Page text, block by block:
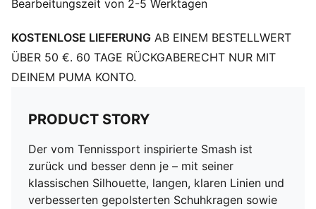
Innensohle: Textil
Bearbeitungszeit von 2-5 Werktagen
KOSTENLOSE LIEFERUNG AB EINEM BESTELLWERT
ÜBER 50 €. 60 TAGE RÜCKGABERECHT NUR MIT
DEINEM PUMA KONTO.
PRODUCT STORY
Der vom Tennissport inspirierte Smash ist
zurück und besser denn je – mit seiner
klassischen Silhouette, langen, klaren Linien und
verbesserten gepolsterten Schuhkragen sowie